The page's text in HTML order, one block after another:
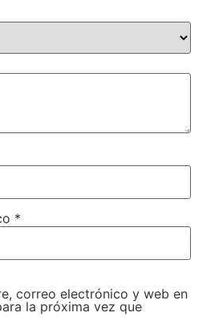
*
correo electrónico y web en
la próxima vez que